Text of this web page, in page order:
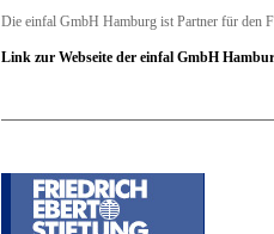
Die einfal GmbH Hamburg ist Partner für den
Link zur Webseite der einfal GmbH